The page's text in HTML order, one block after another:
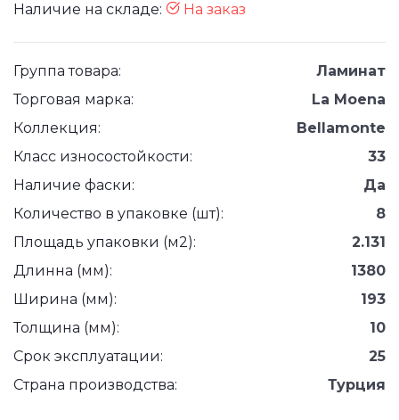
Наличие на складе: На заказ
Группа товара:
Ламинат
Торговая марка:
La Moena
Коллекция:
Bellamonte
Класс износостойкости:
33
Наличие фаски:
Да
Количество в упаковке (шт):
8
Площадь упаковки (м2):
2.131
Длинна (мм):
1380
Ширина (мм):
193
Толщина (мм):
10
Срок эксплуатации:
25
Страна производства:
Турция